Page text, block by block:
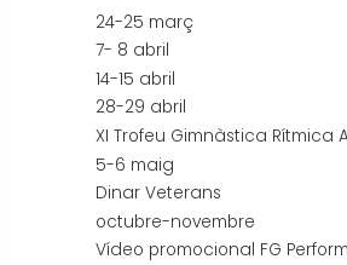
24-25 març
7- 8 abril
14-15 abril
28-29 abril
XI Trofeu Gimnàstica Rítmica
5-6 maig
Dinar Veterans
octubre-novembre
Vídeo promocional FG